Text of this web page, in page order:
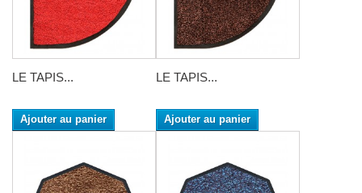
LE TAPIS...
Ajouter au panier
LE TAPIS...
Ajouter au panier